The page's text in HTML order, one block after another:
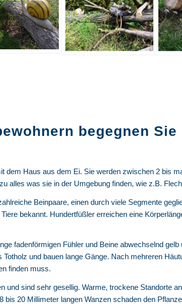
begegnen Sie
Haus aus dem Ei. Sie werden zwischen 2 bis
alles was sie in der Umgebung finden, wie z.B.
Beinpaare, einen durch viele Segmente
bekannt. Hundertfüßler erreichen eine
fadenförmigen Fühler und Beine abwechselnd
und bauen lange Gänge. Nach mehreren
finden muss.
und sind sehr gesellig. Warme, trockene Standorte
20 Millimeter langen Wanzen schaden den